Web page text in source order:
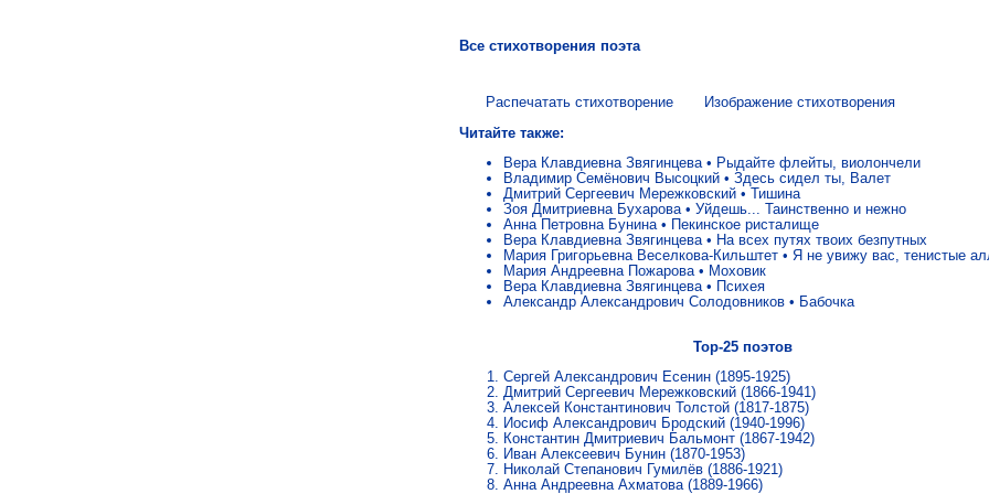
Все стихотворения поэта
Распечатать стихотворение
Изображение стихотворения
Читайте также:
Вера Клавдиевна Звягинцева• Рыдайте флейты, виолончели
Владимир Семёнович Высоцкий • Здесь сидел ты, Валет
Дмитрий Сергеевич Мережковский • Тишина
Зоя Дмитриевна Бухарова• Уйдешь... Таинственно и нежно
Анна Петровна Бунина• Пекинское ристалище
Вера Клавдиевна Звягинцева• На всех путях твоих безпутных
Мария Григорьевна Веселкова-Кильштет • Я не увижу вас, те­ни­стые
Мария Андреевна Пожарова• Мо­хо­вик
Вера Клавдиевна Звягинцева• Психея
Александр Александрович Солодовников • Бабочка
Top-25 поэтов
Сергей Александрович Есенин (1895-1925)
Дмитрий Сергеевич Мережковский (1866-1941)
Алексей Константинович Толстой (1817-1875)
Иосиф Александрович Бродский (1940-1996)
Константин Дмитриевич Бальмонт (1867-1942)
Иван Алексеевич Бунин (1870-1953)
Николай Степанович Гумилёв (1886-1921)
Анна Андреевна Ахматова(1889-1966)